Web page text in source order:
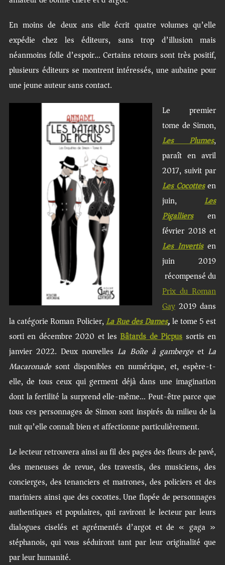
En moins de deux ans elle écrit quatre volumes qu’elle
expédie chez les éditeurs, sans trop d’illusion mais
néanmoins folle d’espoir… Certains retours sont très positif,
plusieurs éditeurs se montrent intéressés, une aubaine pour
une jeune auteur sans contact.
Le premier
tome de Simon,
Les Plumes,
paraît en avril
2017, suivit par
Les Cocottesen
juin,Les
Pigalliersen
février 2018 et
Les Invertisen
juin 2019
récompensé du
Prix du Roman
Gay2019 dans
la catégorie Roman Policier,La Rue des Dames,le tome 5 est
sorti en décembre 2020 et lesBâtards de Picpussortis en
janvier 2022. Deux nouvelles La Boîte à gambergeet La
Macaronadesont disponibles en numérique, et, espère-t-
elle, de tous ceux qui germent déjà dans une imagination
dont la fertilité la surprend elle-même… Peut-être parce que
tous ces personnages de Simon sont inspirés du milieu de la
nuit qu’elle connaît bien et affectionne particulièrement.
Le lecteur retrouvera ainsi au fil des pages des fleurs de pavé,
des meneuses de revue, des travestis, des musiciens, des
concierges, des tenanciers et matrones, des policiers et des
mariniers ainsi que des cocottes. Une flopée de personnages
authentiques et populaires, qui raviront le lecteur par leurs
dialogues ciselés et agrémentés d’argot et de « gaga »
stéphanois, qui vous séduiront tant par leur originalité que
par leur humanité.